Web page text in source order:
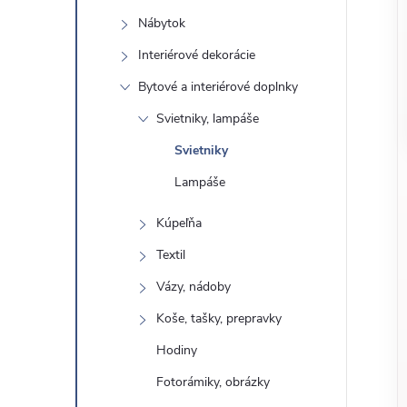
Nábytok
Interiérové ​​dekorácie
Bytové a interiérové ​​doplnky
Svietniky, lampáše
Svietniky
Lampáše
Kúpeľňa
Textil
Vázy, nádoby
Koše, tašky, prepravky
Hodiny
Fotorámiky, obrázky